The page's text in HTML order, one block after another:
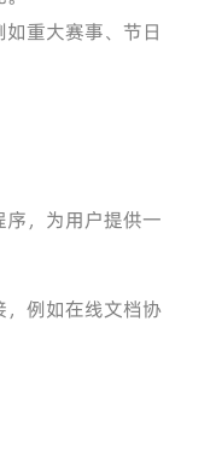
重大赛事、节日
，为用户提供一
例如在线文档协